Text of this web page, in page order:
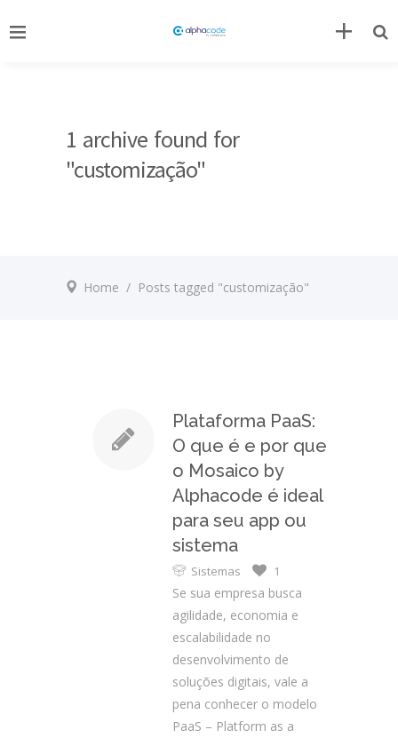
1 archive found for
"customização"
Home / Posts tagged "customização"
Plataforma PaaS:
O que é e por que
o Mosaico by
Alphacode é ideal
para seu app ou
sistema
Sistemas 1
Se sua empresa busca
agilidade, economia e
escalabilidade no
desenvolvimento de
soluções digitais, vale a
pena conhecer o modelo
PaaS – Platform as a